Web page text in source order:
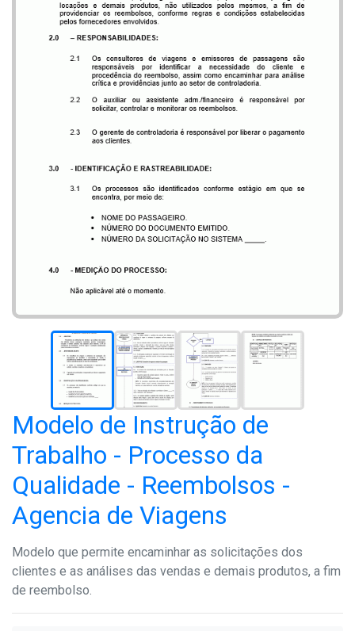
Modelo de Instrução de
Trabalho - Processo da
Qualidade - Reembolsos -
Agencia de Viagens
Modelo que permite encaminhar as solicitações dos
clientes e as análises das vendas e demais produtos, a fim
de reembolso.